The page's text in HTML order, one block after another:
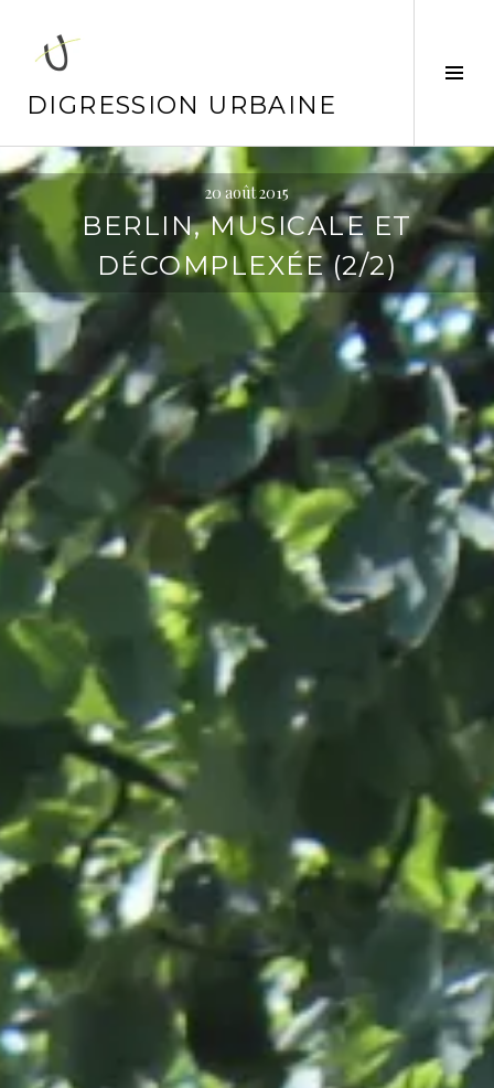
contenu
principal
DIGRESSION URBAINE
20 août 2015
BERLIN, MUSICALE ET
DÉCOMPLEXÉE (2/2)